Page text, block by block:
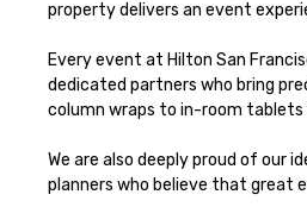
property delivers an event
Every event at Hilton San
dedicated partners who bring
column wraps to in-room tablets
We are also deeply proud of our
planners who believe that great